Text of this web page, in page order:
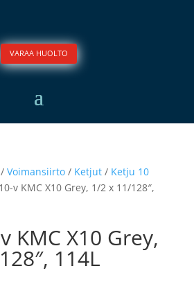
VARAA HUOLTO
Voimansiirto/ Ketjut/ Ketju 10
v KMC X10 Grey, 1/2 x 11/128″,
KMC X10 Grey,
114L